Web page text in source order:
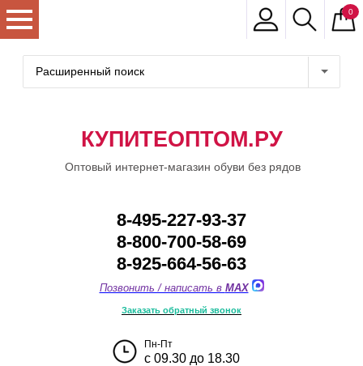
0
Расширенный поиск
КУПИТЕОПТОМ.РУ
Оптовый интернет-магазин обуви без рядов
8-495-227-93-37
8-800-700-58-69
8-925-664-56-63
Позвонить / написать в MAX
Заказать обратный звонок
Пн-Пт
с 09.30 до 18.30